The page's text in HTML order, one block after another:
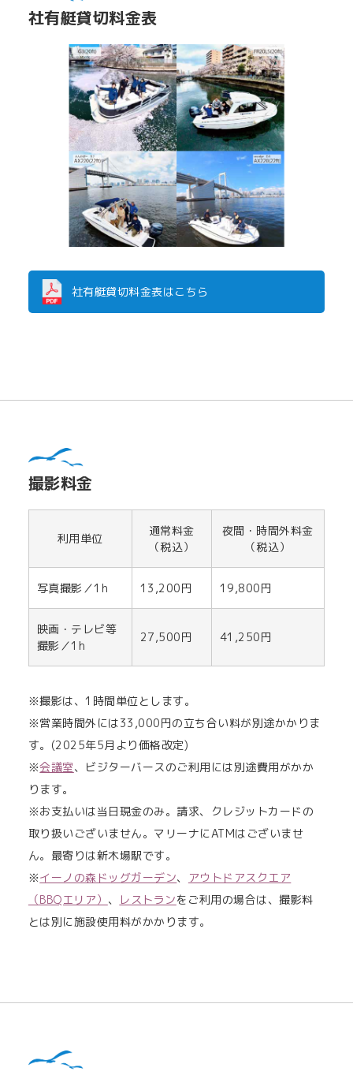
社有艇貸切料金表
社有艇貸切料金表はこちら
撮影料金
利用単位
通常料金
（税込）
夜間・時間外料金
（税込）
写真撮影／1h 13,200円 19,800円
映画・テレビ等
撮影／1h
27,500円 41,250円
※撮影は、1時間単位とします。
※営業時間外には33,000円の立ち合い料が別途かかりま
す。(2025年5月より価格改定)
※会議室、ビジターバースのご利用には別途費用がかか
ります。
※お支払いは当日現金のみ。請求、クレジットカードの
取り扱いございません。マリーナにATMはございませ
ん。最寄りは新木場駅です。
※イーノの森ドッグガーデン、
アウトドアスクエア
（BBQエリア） 、 レストランをご利用の場合は、撮影料
とは別に施設使用料がかかります。